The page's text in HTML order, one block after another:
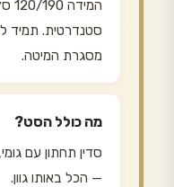
סטנדרטית. תמיד
מסגרת המיטה.
מה כולל הסט?
סדין תחתון עם
— הכל באותו גוון.